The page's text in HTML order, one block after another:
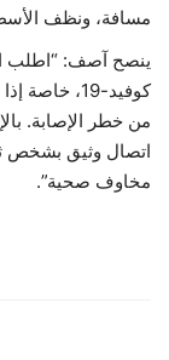
مسافة، ونظف
ينصح آصف: “اطلب
كوفيد-19،
من خطر الإصابة.
مخاوف صحية”.